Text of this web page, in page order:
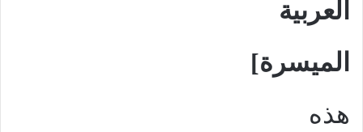
العربية
الميسرة]
هذه